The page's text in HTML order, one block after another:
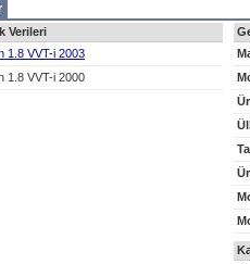
Verileri
1.8 VVT-i 2003
1.8 VVT-i 2000